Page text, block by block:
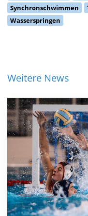
Synchronschwimmen
Wasserspringen
Weitere News